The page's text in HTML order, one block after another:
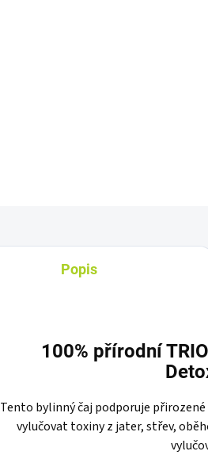
Popis
100% přírodní
Tento bylinný čaj podporuje
vylučovat toxiny z jater, střev,